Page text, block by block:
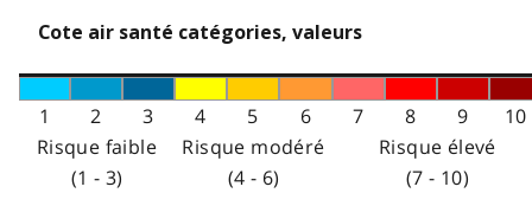
Cote air santé catégories, valeurs
1 2 3 4 5 6 7 8 9
10
Risque faible
(1 - 3)
Risque modéré
(4 - 6)
Risque élevé
(7 - 10)